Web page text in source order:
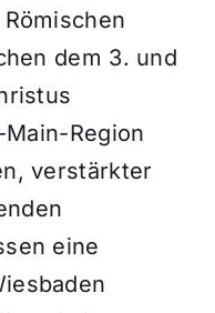
dem 3. und
Region
verstärkter
eine